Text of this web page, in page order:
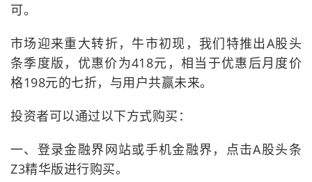
可。
市场迎来重大转折，牛市初现，我们特推出A股头
条季度版，优惠价为418元，相当于优惠后月度价
格198元的七折，与用户共赢未来。
投资者可以通过以下方式购买：
一、登录金融界网站或手机金融界，点击A股头条
Z3精华版进行购买。